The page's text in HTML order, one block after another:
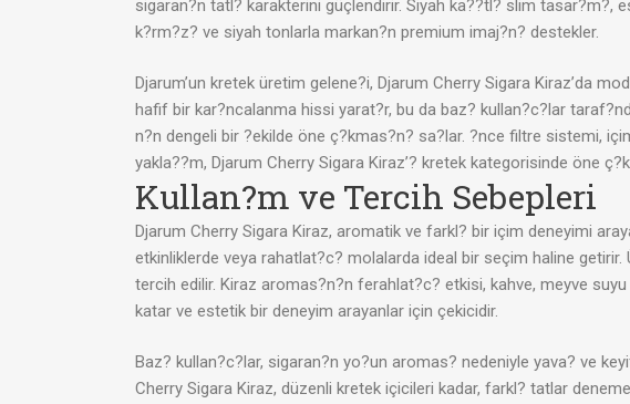
sigaran?n tatl? karakterini güçlendirir. Siyah ka??tl? slim
k?rm?z? ve siyah tonlarla markan?n premium imaj?n? destekler.
Djarum’un kretek üretim gelene?i, Djarum Cherry Sigara Kiraz’da
hafif bir kar?ncalanma hissi yarat?r, bu da baz? kullan?c?lar
n?n dengeli bir ?ekilde öne ç?kmas?n? sa?lar. ?nce filtre sistemi,
yakla??m, Djarum Cherry Sigara Kiraz’? kretek kategorisinde öne
Kullan?m ve Tercih Sebepleri
Djarum Cherry Sigara Kiraz, aromatik ve farkl? bir içim deneyimi
etkinliklerde veya rahatlat?c? molalarda ideal bir seçim haline
tercih edilir. Kiraz aromas?n?n ferahlat?c? etkisi, kahve, meyve
katar ve estetik bir deneyim arayanlar için çekicidir.
Baz? kullan?c?lar, sigaran?n yo?un aromas? nedeniyle yava? ve
Cherry Sigara Kiraz, düzenli kretek içicileri kadar, farkl? tatlar